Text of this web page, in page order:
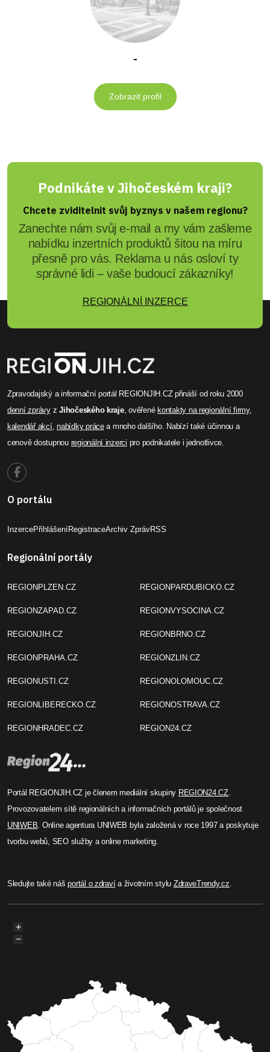
-
Zobrazit profil
Podnikáte v Jihočeském kraji?
Chcete zviditelnit svůj byznys v našem regionu?
Zanechte nám svůj e-mail a my vám zašleme
nabídku inzertních produktů šitou na míru
přesně pro vás. Reklama u nás osloví ty
správné lidi – vaše budoucí zákazníky!
REGIONÁLNÍ INZERCE
Zpravodajský a informační portál REGIONJIH.CZ přináší od roku 2000
denní zprávyzJihočeského kraje, ověřenékontakty na regionální firmy,
kalendář akcí,nabídky prácea mnoho dalšího. Nabízí také účinnou a
cenově dostupnou regionální inzerci pro podnikatele i jednotlivce.
O portálu
InzercePřihlášeníRegistraceArchiv ZprávRSS
Regionální portály
REGIONPLZEN.CZ
REGIONZAPAD.CZ
REGIONJIH.CZ
REGIONPRAHA.CZ
REGIONUSTI.CZ
REGIONLIBERECKO.CZ
REGIONHRADEC.CZ
REGIONPARDUBICKO.CZ
REGIONVYSOCINA.CZ
REGIONBRNO.CZ
REGIONZLIN.CZ
REGIONOLOMOUC.CZ
REGIONOSTRAVA.CZ
REGION24.CZ
Portál REGIONJIH.CZ je členem mediální skupiny REGION24.CZ.
Provozovatelem sítě regionálních a informačních portálů je společnost
UNIWEB . Online agentura UNIWEB byla založená v roce 1997 a poskytuje
tvorbu webů, SEO služby a online marketing.
Sledujte také nášportál o zdravía životním stylu ZdraveTrendy.cz
+
−